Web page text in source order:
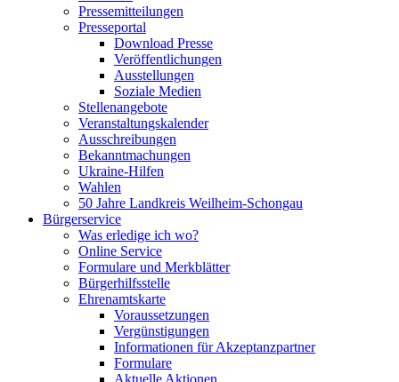
Pressemitteilungen
Presseportal
Download Presse
Veröffentlichungen
Ausstellungen
Soziale Medien
Stellenangebote
Veranstaltungskalender
Ausschreibungen
Bekanntmachungen
Ukraine-Hilfen
Wahlen
50 Jahre Landkreis Weilheim-Schongau
Bürgerservice
Was erledige ich wo?
Online Service
Formulare und Merkblätter
Bürgerhilfsstelle
Ehrenamtskarte
Voraussetzungen
Vergünstigungen
Informationen für Akzeptanzpartner
Formulare